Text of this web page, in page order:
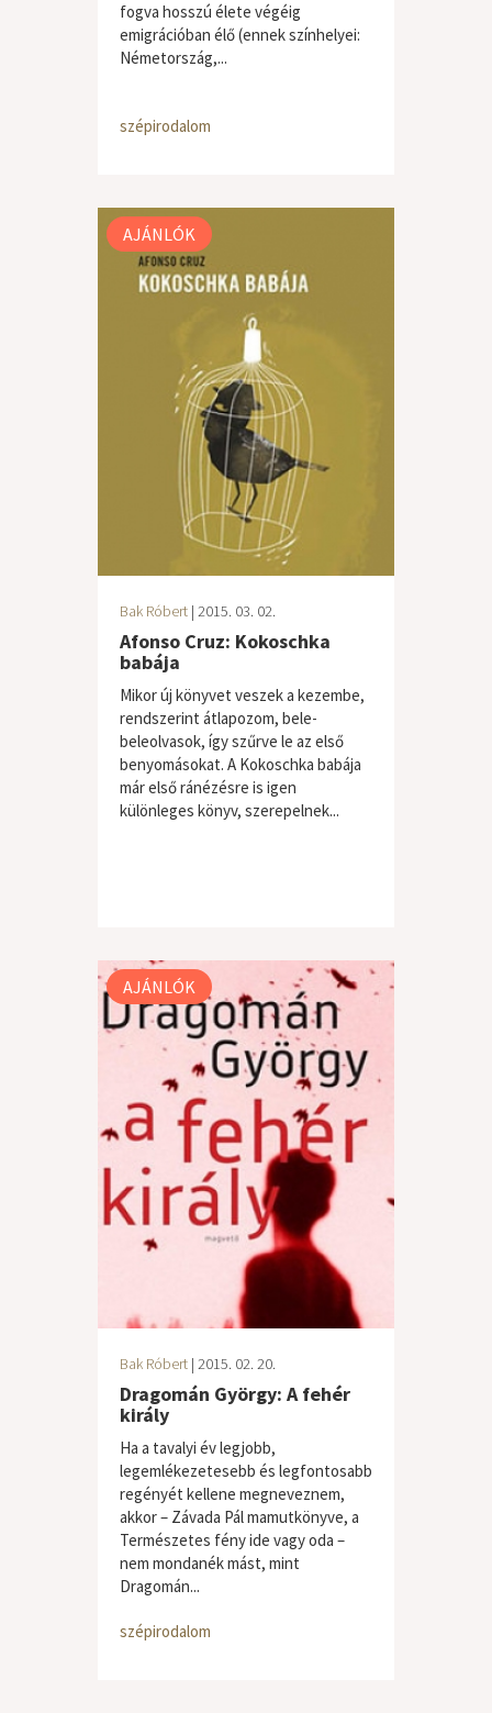
fogva hosszú élete végéig
emigrációban élő (ennek színhelyei:
Németország,...
szépirodalom
AJÁNLÓK
Bak Róbert | 2015. 03. 02.
Afonso Cruz: Kokoschka
babája
Mikor új könyvet veszek a kezembe,
rendszerint átlapozom, bele-
beleolvasok, így szűrve le az első
benyomásokat. A Kokoschka babája
már első ránézésre is igen
különleges könyv, szerepelnek...
AJÁNLÓK
Bak Róbert | 2015. 02. 20.
Dragomán György: A fehér
király
Ha a tavalyi év legjobb,
legemlékezetesebb és legfontosabb
regényét kellene megneveznem,
akkor – Závada Pál mamutkönyve, a
Természetes fény ide vagy oda –
nem mondanék mást, mint
Dragomán...
szépirodalom